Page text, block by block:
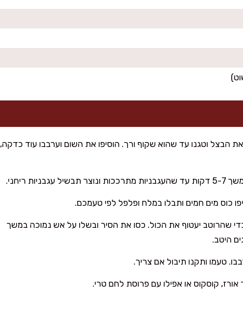
הבצל וטגנו עד שהוא שקוף ורך. הוסיפו את השום וערבבו עוד כדקה,
ריחני.
כוס מים חמים ותבלו במלח ופלפל לפי טעמכם.
שהרוטב יעטוף את הכול. כסו את הסיר ובשלו על אש נמוכה במשך
טעמו ותקנו תיבול אם צריך.
קוסקוס או אפילו עם פרוסת לחם טרי.